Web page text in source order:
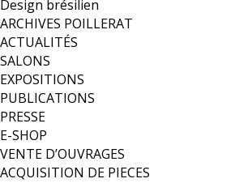
Design brésilien
ARCHIVES POILLERAT
ACTUALITÉS
SALONS
EXPOSITIONS
PUBLICATIONS
PRESSE
E-SHOP
VENTE D’OUVRAGES
ACQUISITION DE PIECES